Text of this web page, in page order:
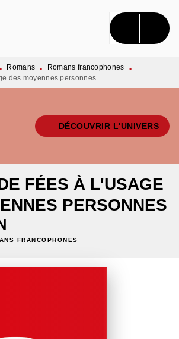
CONTENU
• Romans • Romans francophones
•
des moyennes personnes
DÉCOUVRIR L'UNIVERS
FÉES À L'USAGE
PERSONNES
FRANCOPHONES